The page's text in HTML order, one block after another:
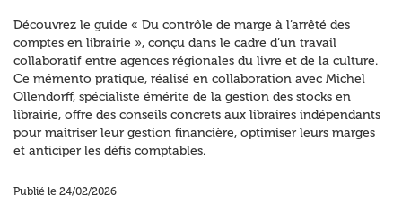
Découvrez le guide « Du contrôle de marge à l’arrêté des
comptes en librairie », conçu dans le cadre d’un travail
collaboratif entre agences régionales du livre et de la culture.
Ce mémento pratique, réalisé en collaboration avec Michel
Ollendorff, spécialiste émérite de la gestion des stocks en
librairie, offre des conseils concrets aux libraires indépendants
pour maîtriser leur gestion financière, optimiser leurs marges
et anticiper les défis comptables.
Publié le 24/02/2026